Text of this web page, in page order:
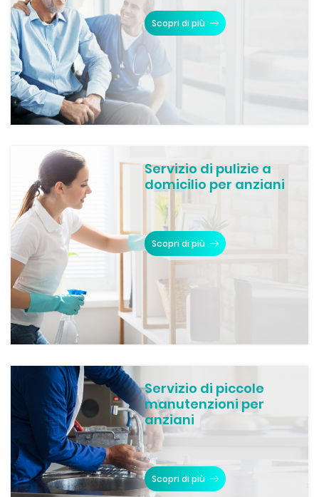
Scopri di più
Servizio di pulizie a
domicilio per anziani
Scopri di più
Servizio di piccole
manutenzioni per
anziani
Scopri di più